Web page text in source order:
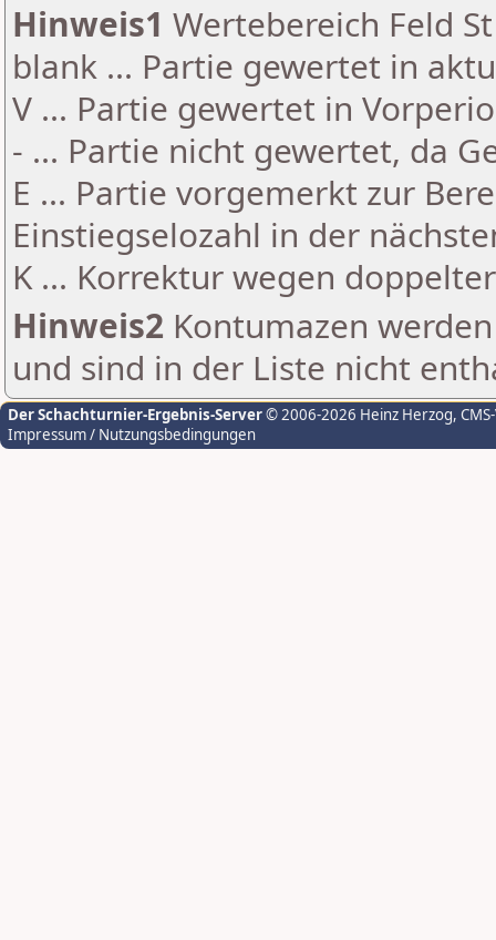
Hinweis1 Wertebereich Feld
blank ... Partie gewertet in
V ... Partie gewertet in
- ... Partie nicht gewertet, da
E ... Partie vorgemerkt zur
Einstiegselozahl in der
K ... Korrektur wegen
Hinweis2 Kontumazen
und sind in der Liste nicht
Der Schachturnier-Ergebnis-Server© 2006-2026 Heinz Herzog,
Impressum / Nutzungsbedingungen